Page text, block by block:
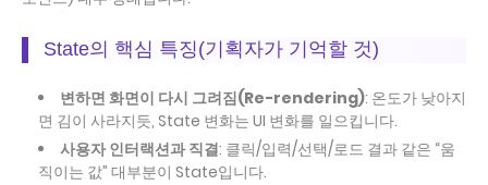
State의 핵심 특징(기획자가 기억할 것)
변하면 화면이 다시 그려짐(Re-rendering): 온도가 낮아지
면 김이 사라지듯, State 변화는 UI 변화를 일으킵니다.
사용자 인터랙션과 직결: 클릭/입력/선택/로드 결과 같은 “움
직이는 값” 대부분이 State입니다.